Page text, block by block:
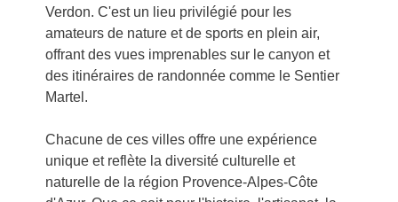
Verdon. C'est un lieu privilégié pour les
amateurs de nature et de sports en plein air,
offrant des vues imprenables sur le canyon et
des itinéraires de randonnée comme le Sentier
Martel.
Chacune de ces villes offre une expérience
unique et reflète la diversité culturelle et
naturelle de la région Provence-Alpes-Côte